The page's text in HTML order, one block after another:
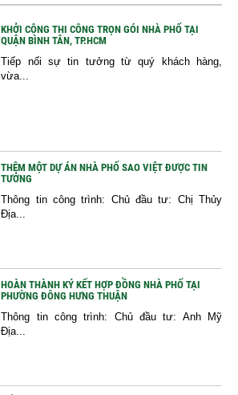
KHỞI CÔNG THI CÔNG TRỌN GÓI NHÀ PHỐ TẠI
QUẬN BÌNH TÂN, TP.HCM
Tiếp nối sự tin tưởng từ quý khách hàng,
vừa...
THÊM MỘT DỰ ÁN NHÀ PHỐ SAO VIỆT ĐƯỢC TIN
TƯỞNG
Thông tin công trình: Chủ đầu tư: Chị Thủy
Địa...
HOÀN THÀNH KÝ KẾT HỢP ĐỒNG NHÀ PHỐ TẠI
PHƯỜNG ĐÔNG HƯNG THUẬN
Thông tin công trình: Chủ đầu tư: Anh Mỹ
Địa...